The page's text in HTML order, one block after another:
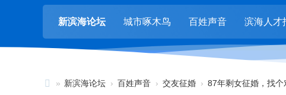
新滨海论坛 城市啄木鸟 百姓声音 滨海人才
» 新滨海论坛 › 百姓声音 › 交友征婚 › 87年剩女征婚，找个